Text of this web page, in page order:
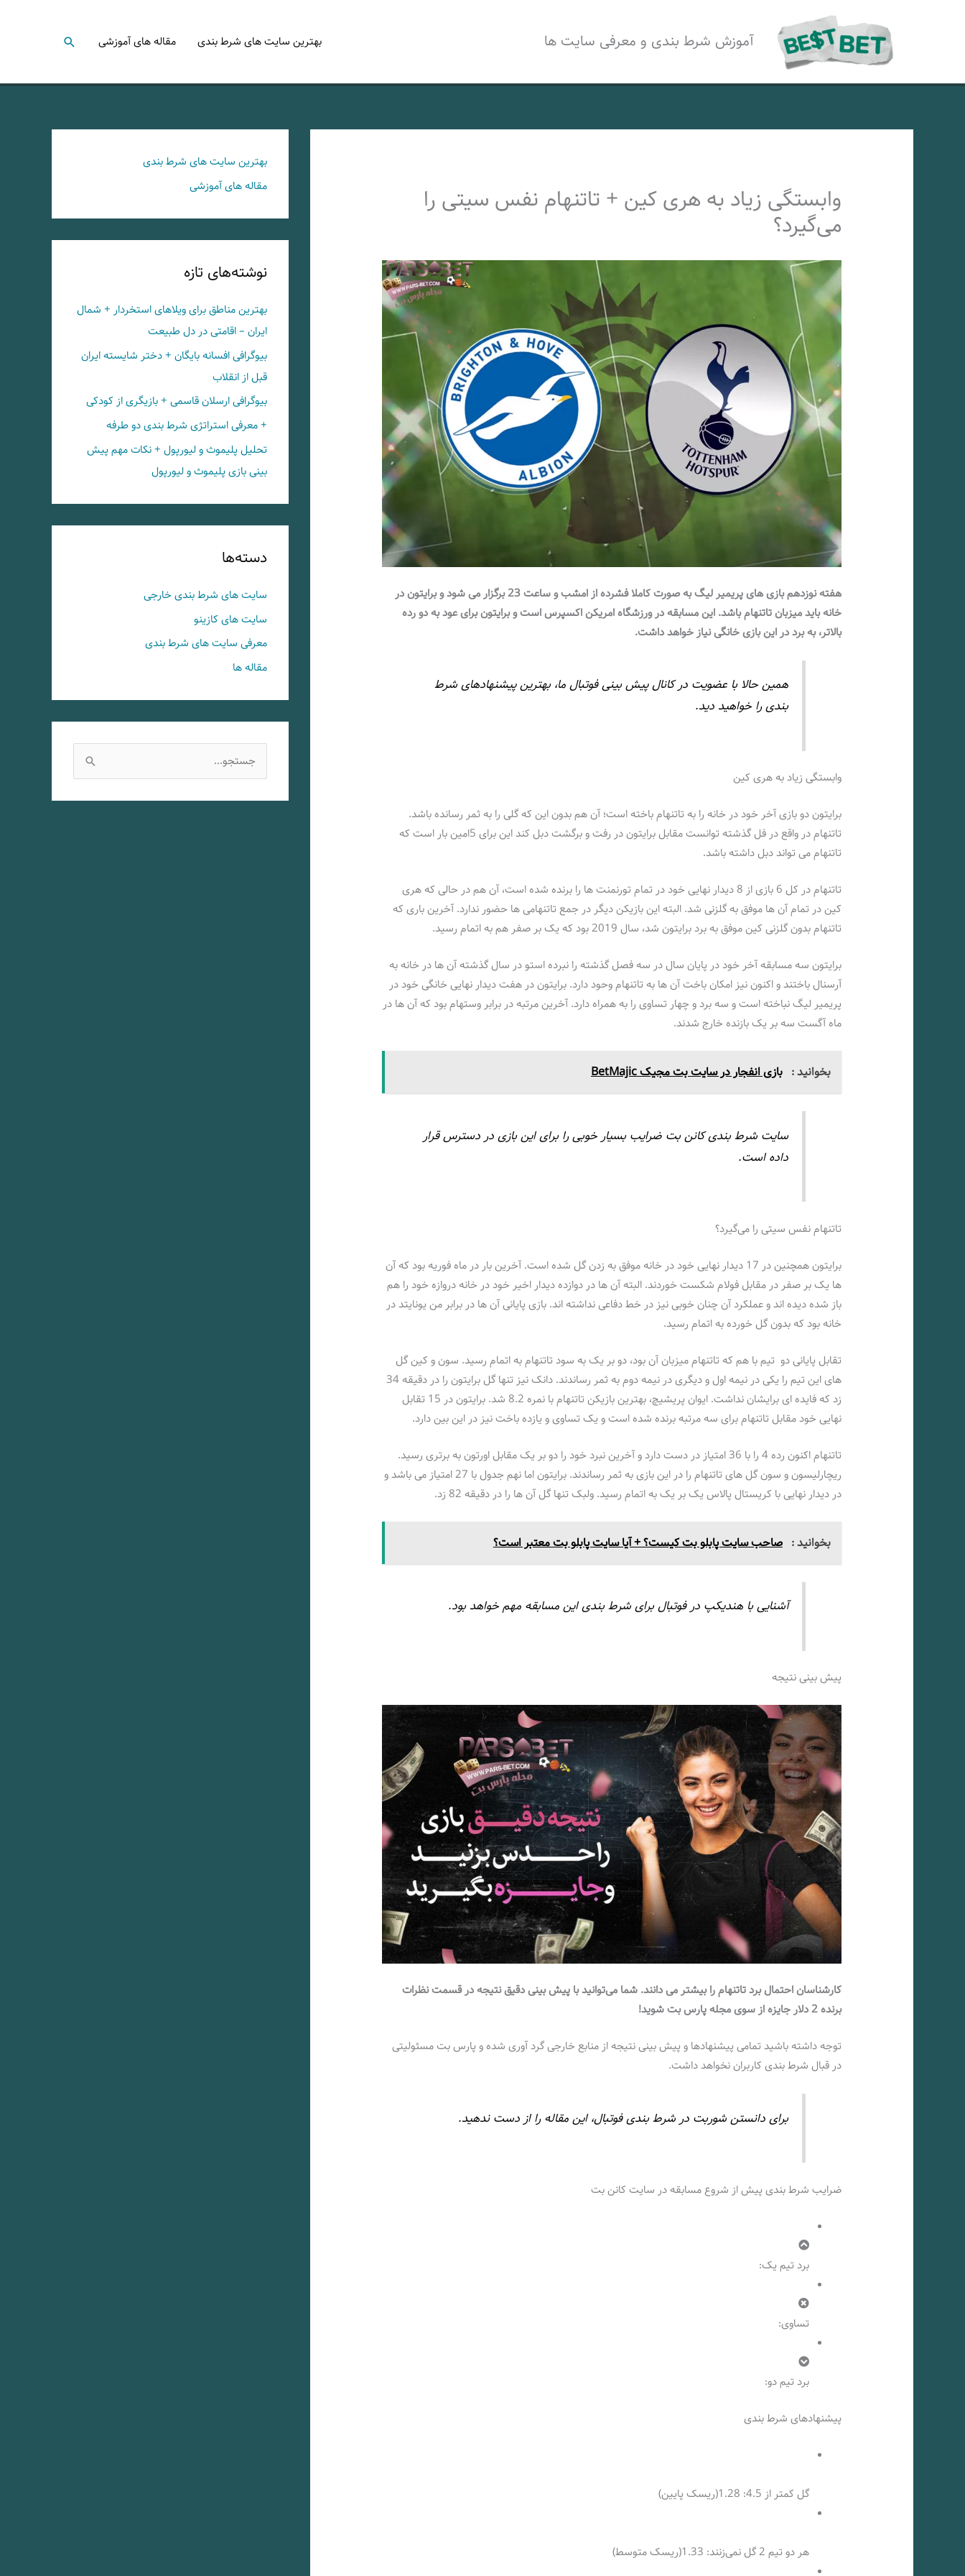
آموزش شرط بندی و معرفی سایت ها بهترین سایت های شرط بندی مقاله های آموزشی جستجو
وابستگی زیاد به هری کین + تاتنهام نفس سیتی را
می‌گیرد؟
هفته نوزدهم بازی های پریمیر لیگ به صورت کاملا فشرده از امشب و ساعت 23 برگزار می شود و برایتون در
خانه باید میزبان تاتنهام باشد. این مسابقه در ورزشگاه امریکن اکسپرس است و برایتون برای عود به دو رده
بالاتر، به برد در این بازی خانگی نیاز خواهد داشت.
همین حالا با عضویت در کانال پیش بینی فوتبال ما، بهترین پیشنهادهای شرط
بندی را خواهید دید.
وابستگی زیاد به هری کین
برایتون دو بازی آخر خود در خانه را به تاتنهام باخته است؛ آن هم بدون این که گلی را به ثمر رسانده باشد.
تاتنهام در واقع در فل گذشته توانست مقابل برایتون در رفت و برگشت دبل کند این برای 5امین بار است که
تاتنهام می تواند دبل داشته باشد.
تاتنهام در کل 6 بازی از 8 دیدار نهایی خود در تمام تورنمنت ها را برنده شده است، آن هم در حالی که هری
کین در تمام آن ها موفق به گلزنی شد. البته این بازیکن دیگر در جمع تاتنهامی ها حضور ندارد. آخرین باری که
تاتنهام بدون گلزنی کین موفق به برد برایتون شد، سال 2019 بود که یک بر صفر هم به اتمام رسید.
برایتون سه مسابقه آخر خود در پایان سال در سه فصل گذشته را نبرده استو در سال گذشته آن ها در خانه به
آرسنال باختند و اکنون نیز امکان باخت آن ها به تاتنهام وحود دارد. برایتون در هفت دیدار نهایی خانگی خود در
پریمیر لیگ نباخته است و سه برد و چهار تساوی را به همراه دارد. آخرین مرتبه در برابر وستهام بود که آن ها در
ماه آگست سه بر یک بازنده خارج شدند.
بخوانید : بازی انفجار در سایت بت مجیک BetMajic
سایت شرط بندی کانن بت ضرایب بسیار خوبی را برای این بازی در دسترس قرار
داده است.
تاتنهام نفس سیتی را می‌گیرد؟
برایتون همچنین در 17 دیدار نهایی خود در خانه موفق به زدن گل شده است. آخرین بار در ماه فوریه بود که آن
ها یک بر صفر در مقابل فولام شکست خوردند. البته آن ها در دوازده دیدار اخیر خود در خانه دروازه خود را هم
باز شده دیده اند و عملکرد آن چنان خوبی نیز در خط دفاعی نداشته اند. بازی پایانی آن ها در برابر من یونایتد در
خانه بود که بدون گل خورده به اتمام رسید.
تقابل پایانی دو تیم با هم که تاتنهام میزبان آن بود، دو بر یک به سود تاتنهام به اتمام رسید. سون و کین گل
های این تیم را یکی در نیمه اول و دیگری در نیمه دوم به ثمر رساندند. دانک نیز تنها گل برایتون را در دقیقه 34
زد که فایده ای برایشان نداشت. ایوان پریشیچ، بهترین بازیکن تاتنهام با نمره 8.2 شد. برایتون در 15 تقابل
نهایی خود مقابل تاتنهام برای سه مرتبه برنده شده است و یک تساوی و یازده باخت نیز در این بین دارد.
تاتنهام اکنون رده 4 را با 36 امتیاز در دست دارد و آخرین نبرد خود را دو بر یک مقابل اورتون به برتری رسید.
ریچارلیسون و سون گل های تاتنهام را در این بازی به ثمر رساندند. برایتون اما نهم جدول با 27 امتیاز می باشد و
در دیدار نهایی با کریستال پالاس یک بر یک به اتمام رسید. ولبک تنها گل آن ها را در دقیقه 82 زد.
بخوانید : صاحب سایت پابلو بت کیست؟ + آیا سایت پابلو بت معتبر است؟
آشنایی با هندیکپ در فوتبال برای شرط بندی این مسابقه مهم خواهد بود.
پیش بینی نتیجه
کارشناسان احتمال برد تاتنهام را بیشتر می دانند. شما می‌توانید با پیش بینی دقیق نتیجه در قسمت نظرات
برنده 2 دلار جایزه از سوی مجله پارس بت شوید!
توجه داشته باشید تمامی پیشنهادها و پیش بینی نتیجه از منابع خارجی گرد آوری شده و پارس بت مسئولیتی
در قبال شرط بندی کاربران نخواهد داشت.
برای دانستن شوربت در شرط بندی فوتبال، این مقاله را از دست ندهید.
ضرایب شرط بندی پیش از شروع مسابقه در سایت کانن بت
برد تیم یک:
تساوی:
برد تیم دو:
پیشنهادهای شرط بندی
گل کمتر از 4.5: 1.28(ریسک پایین)
هر دو تیم 2 گل نمی‌زنند: 1.33(ریسک متوسط)
بهترین سایت های شرط بندی
مقاله های آموزشی
نوشته‌های تازه
بهترین مناطق برای ویلاهای استخردار + شمال
ایران – اقامتی در دل طبیعت
بیوگرافی افسانه بایگان + دختر شایسته ایران
قبل از انقلاب
بیوگرافی ارسلان قاسمی + بازیگری از کودکی
+ معرفی استراتژی شرط بندی دو طرفه
تحلیل پلیموث و لیورپول + نکات مهم پیش
بینی بازی پلیموث و لیورپول
دسته‌ها
سایت های شرط بندی خارجی
سایت های کازینو
معرفی سایت های شرط بندی
مقاله ها
س
ت